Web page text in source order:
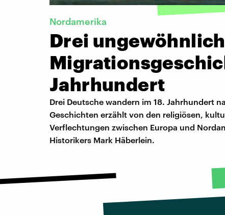
Nordamerika
Drei
Jahrhundert
Drei Deutsche wandern im 18. Jahrhundert
Geschichten erzählt von den religiösen,
Verflechtungen zwischen Europa und
Historikers Mark Häberlein.